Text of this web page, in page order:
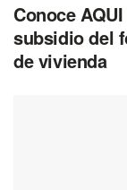
Conoce
subsidio del
de vivienda